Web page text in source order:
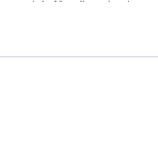
sich für alle mit
Behörde für